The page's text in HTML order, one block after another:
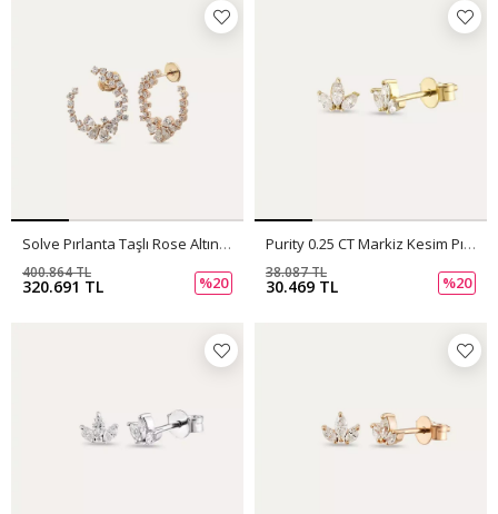
Solve Pırlanta Taşlı Rose Altın Küpe
320.691 TL
400.864 TL
%20
Purity 0.25 CT Markiz Kesim Pırlanta Taşlı Sarı Altın Küpe
30.469 TL
38.087 TL
%20